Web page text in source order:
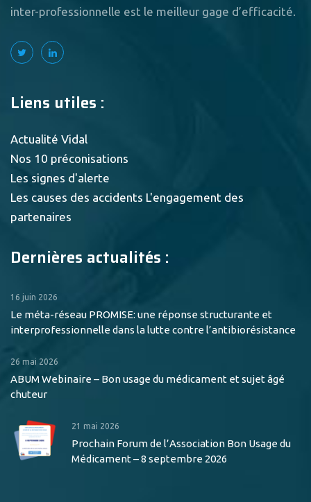
inter-professionnelle est le meilleur gage d’efficacité.
Liens utiles :
Actualité Vidal
Nos 10 préconisations
Les signes d'alerte
Les causes des accidents L'engagement des
partenaires
Dernières actualités :
16 juin 2026
Le méta-réseau PROMISE: une réponse structurante et
interprofessionnelle dans la lutte contre l’antibiorésistance
26 mai 2026
ABUM Webinaire – Bon usage du médicament et sujet âgé
chuteur
21 mai 2026
Prochain Forum de l’Association Bon Usage du
Médicament – 8 septembre 2026